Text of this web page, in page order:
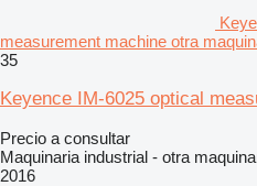
measurement machine otra
35
Keyence IM-6025 optical
Precio a consultar
Maquinaria industrial - otra
2016